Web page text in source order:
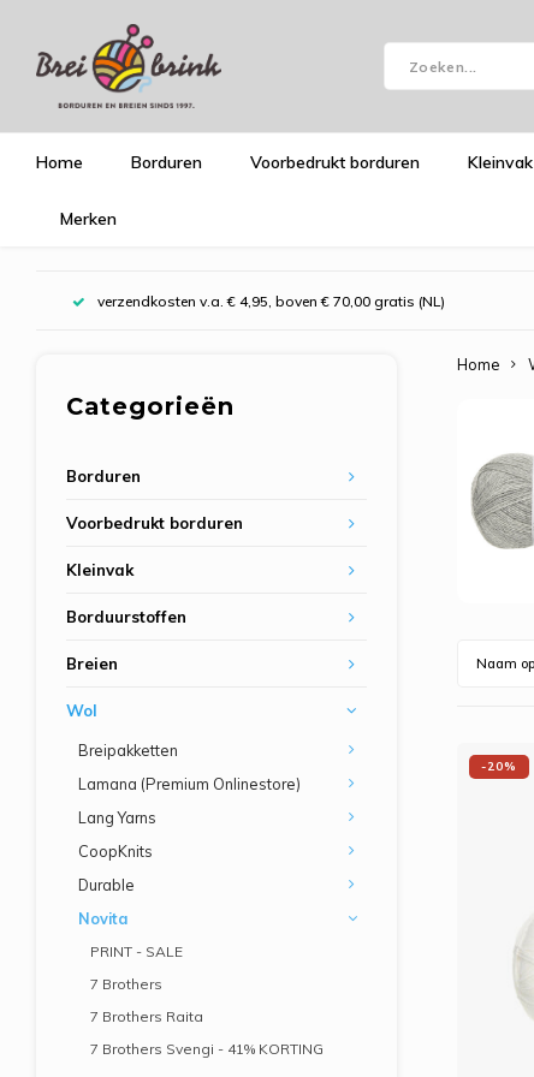
Home Borduren Voorbedrukt borduren Kleinvak
Merken
verzendkosten v.a. € 4,95, boven € 70,00 gratis (NL)
Categorieën
Borduren
Voorbedrukt borduren
Kleinvak
Borduurstoffen
Breien
Wol
Breipakketten
Lamana (Premium Onlinestore)
Lang Yarns
CoopKnits
Durable
Novita
PRINT - SALE
7 Brothers
7 Brothers Raita
7 Brothers Svengi - 41% KORTING
Home
Naam
-20%